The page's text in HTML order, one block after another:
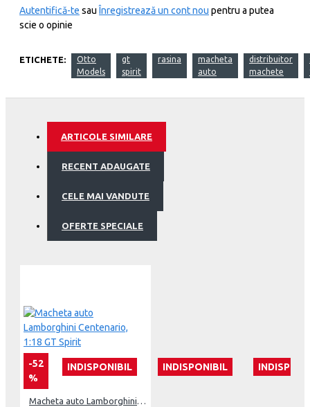
Autentifică-te sau Înregistrează un cont nou pentru a putea
scie o opinie
ETICHETE:
Otto
Models
gt
spirit
rasina
macheta
auto
distribuitor
machete
ARTICOLE SIMILARE
RECENT ADAUGATE
CELE MAI VANDUTE
OFERTE SPECIALE
-52
%
INDISPONIBIL INDISPONIBIL